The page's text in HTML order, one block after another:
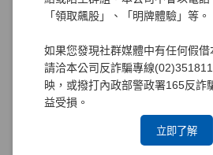
「領取飆股」、「明牌體驗」等。
如果您發現社群媒體中有任何假借
請洽本公司反詐騙專線
映，或撥打內政部警政署165反詐
益受損。
立即了解
(TIPS)，並訂定及修正相關規
慧財產管理小組以負責相關管
已取得TIPS(A級)認證，
TIPS(A級)再認證。